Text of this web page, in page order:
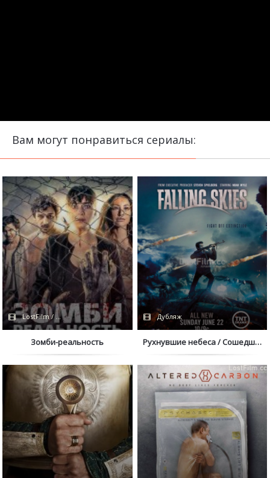
Вам могут понравиться сериалы:
LostFilm / Netflix
Зомби-реальность
Дубляж
Рухнувшие небеса / Сошедшие